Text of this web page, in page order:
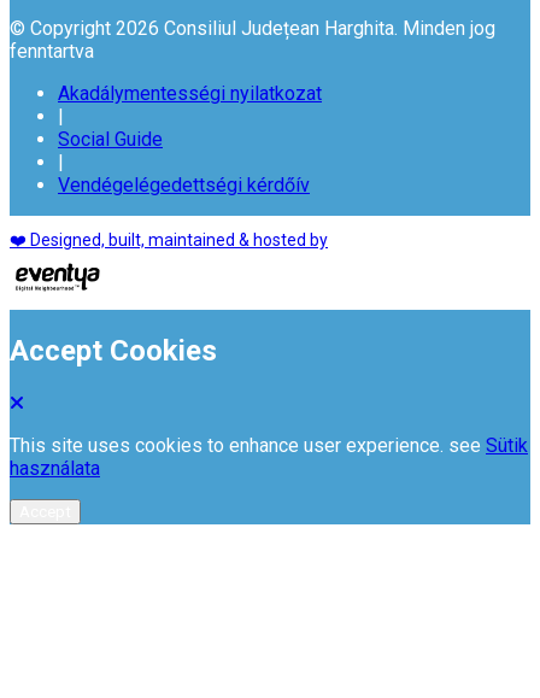
© Copyright 2026 Consiliul Județean Harghita. Minden jog
fenntartva
Akadálymentességi nyilatkozat
Social Guide
Vendégelégedettségi kérdőív
❤️ Designed, built, maintained & hosted by
Accept Cookies
This site uses cookies to enhance user experience. see Sütik
használata